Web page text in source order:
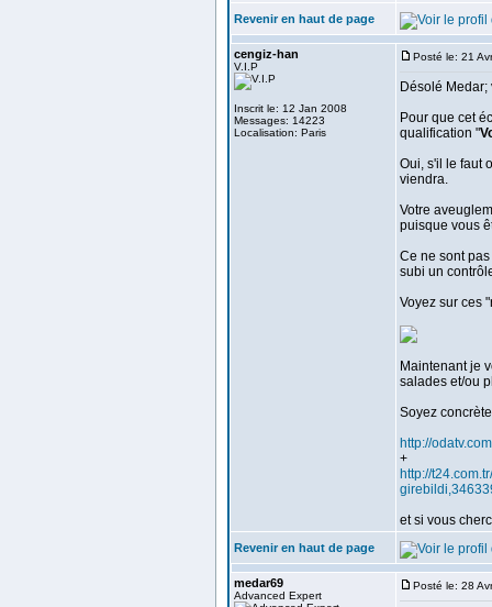
Revenir en haut de page
cengiz-han
V.I.P
Inscrit le: 12 Jan 2008
Messages: 14223
Localisation: Paris
Posté le: 21
Désolé
Pour que cet
qualification "
Oui, s'il le faut
viendra.
Votre
puisque vous
Ce ne sont
subi un
Voyez sur ces
Maintenant je
salades et/ou
Soyez
http://
+
http://
et si vous
Revenir en haut de page
medar69
Advanced Expert
Posté le: 28